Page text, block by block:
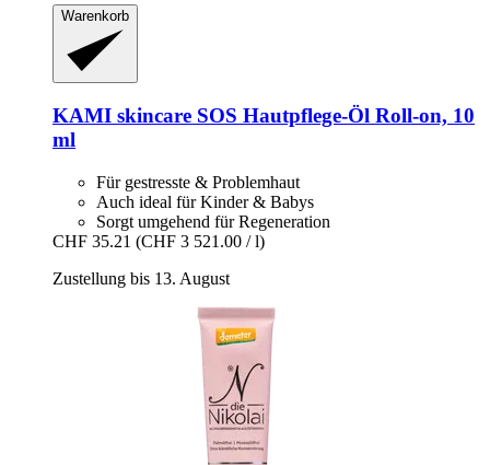
Warenkorb
KAMI skincare SOS Hautpflege-​Öl Roll-​on, 10
ml
Für gestresste & Problemhaut
Auch ideal für Kinder & Babys
Sorgt umgehend für Regeneration
CHF 35.21 (CHF 3 521.00 / l)
Zustellung bis 13. August